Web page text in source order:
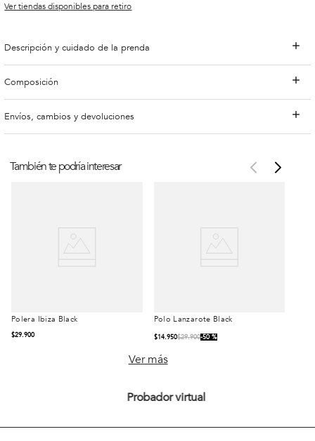
Ver tiendas disponibles para retiro
Descripción y cuidado de la prenda
Composición
Envíos, cambios y devoluciones
También te podría interesar
Polera Ibiza Black
$29.900
Polo Lanzarote Black
$14.950$29.900 50 %
Ver más
Probador virtual